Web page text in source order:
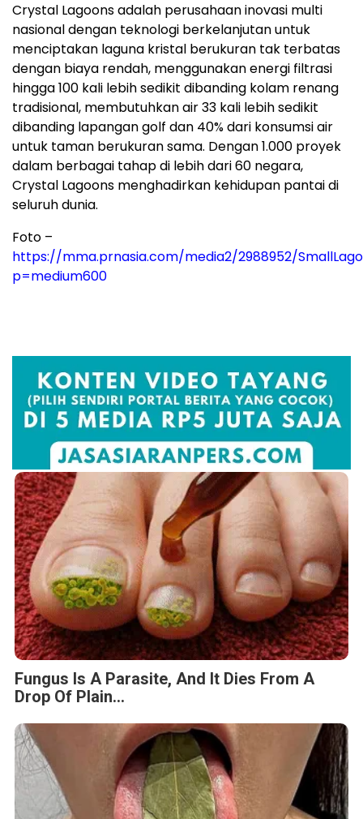
Crystal Lagoons adalah perusahaan inovasi multi
nasional dengan teknologi berkelanjutan untuk
menciptakan laguna kristal berukuran tak terbatas
dengan biaya rendah, menggunakan energi filtrasi
hingga 100 kali lebih sedikit dibanding kolam renang
tradisional, membutuhkan air 33 kali lebih sedikit
dibanding lapangan golf dan 40% dari konsumsi air
untuk taman berukuran sama. Dengan 1.000 proyek
dalam berbagai tahap di lebih dari 60 negara,
Crystal Lagoons menghadirkan kehidupan pantai di
seluruh dunia.
Foto –
https://mma.prnasia.com/media2/2988952/
p=medium600
Fungus Is A Parasite, And It Dies From A
Drop Of Plain...